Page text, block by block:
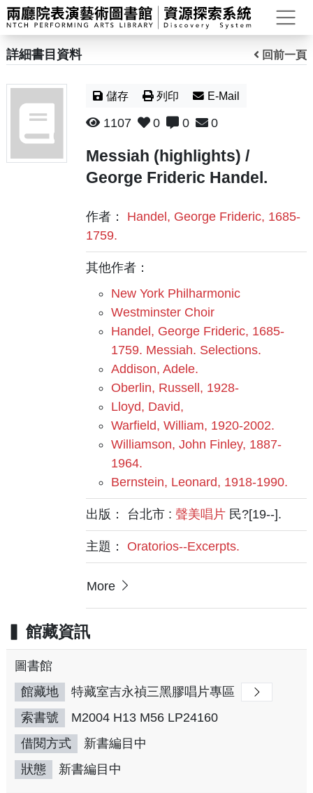
打
詳細書目資料 回前一頁
儲存 列印 E-Mail
1107 0 0 0
Messiah (highlights) /
George Frideric Handel.
作者： Handel, George Frideric, 1685-
1759.
其他作者：
New York Philharmonic
Westminster Choir
Handel, George Frideric, 1685-
1759. Messiah. Selections.
Addison, Adele.
Oberlin, Russell, 1928-
Lloyd, David,
Warfield, William, 1920-2002.
Williamson, John Finley, 1887-
1964.
Bernstein, Leonard, 1918-1990.
出版： 台北市 :聲美唱片 民?[19--].
主題： Oratorios--Excerpts.
More
館藏資訊
圖書館
館藏地
特藏室吉永禎三黑膠唱片專區
索書號
M2004 H13 M56 LP24160
借閱方式
新書編目中
狀態
新書編目中